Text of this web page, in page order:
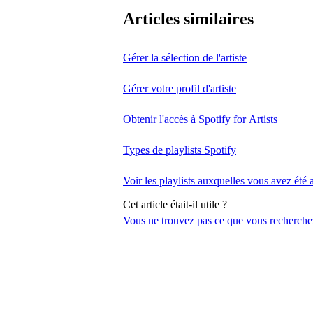
Vous ne trouvez pas ce que vous
Articles similaires
Gérer la sélection de l'artiste
Gérer votre profil d'artiste
Obtenir l'accès à Spotify for Artists
Types de playlists Spotify
Voir les playlists auxquelles vous avez été
Cet article était-il utile ?